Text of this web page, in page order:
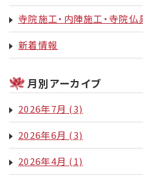
寺院施工・内陣施工・寺院仏
新着情報
月別アーカイブ
2026年7月 (3)
2026年6月 (3)
2026年4月 (1)